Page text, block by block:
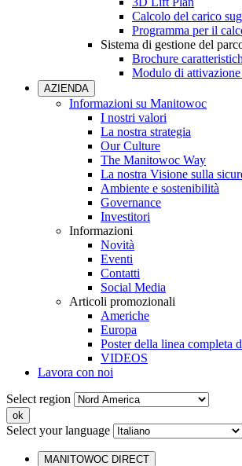
Calcolo del carico
Programma per il
Sistema di gestione del
Brochure
Modulo di
AZIENDA
Informazioni su Manitowoc
I nostri valori
La nostra strategia
Our Culture
The Manitowoc Way
La nostra Visione sulla
Ambiente e sostenibilità
Governance
Investitori
Informazioni
Novità
Eventi
Contatti
Social Media
Articoli promozionali
Americhe
Europa
Poster della linea completa
VIDEOS
Lavora con noi
Select region
Select your language
MANITOWOC DIRECT